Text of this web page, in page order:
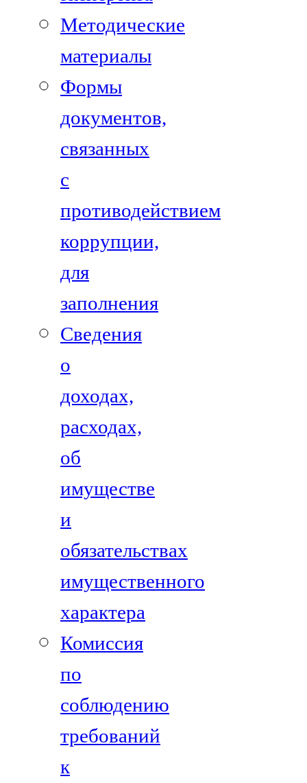
Методические
материалы
Формы
документов,
связанных
с
противодействием
коррупции,
для
заполнения
Сведения
о
доходах,
расходах,
об
имуществе
и
обязательствах
имущественного
характера
Комиссия
по
соблюдению
требований
к